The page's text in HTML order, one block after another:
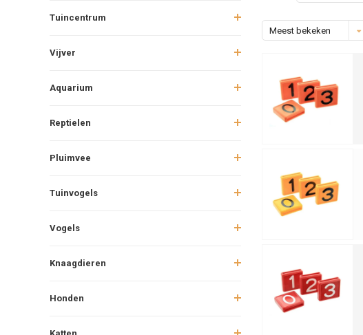
Tuincentrum
Vijver
Aquarium
Reptielen
Pluimvee
Tuinvogels
Vogels
Knaagdieren
Honden
Meest bekeken